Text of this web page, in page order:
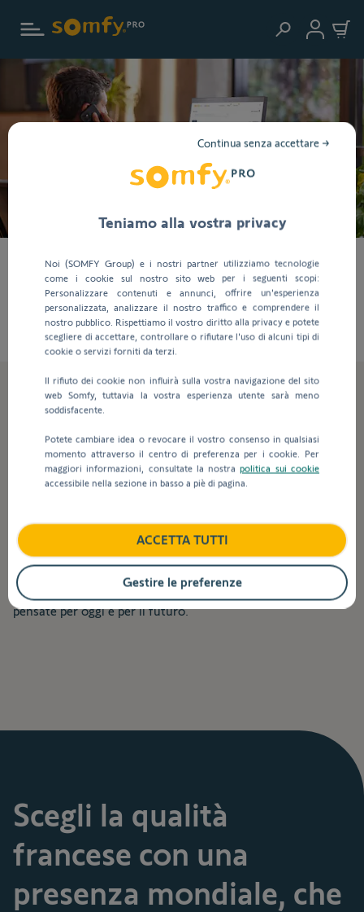
Da 50 anni, Somfy è
sempre al tuo fianco
Somfy oggi
Da oltre 50 anni, le principali soluzioni di gestione
intelligente di Somfy per case ed edifici migliorano la vita
innovazioni automatizzano e collegano tapparelle, tende e
tapparelle, cancelli e porte da garage, illuminazione e
riscaldamento, sistemi di allarme e molto altro ancora.
Ci impegniamo a creare soluzioni utili e accessibili a tutti,
pensate per oggi e per il futuro.
Scegli la qualità
francese con una
presenza mondiale, che
Teniamo alla vostra privacy
Noi (SOMFY Group) e i nostri partner utilizziamo tecnologie
come i cookie sul nostro sito web per i seguenti scopi:
Personalizzare contenuti e annunci, offrire un'esperienza
personalizzata, analizzare il nostro traffico e comprendere il
nostro pubblico. Rispettiamo il vostro diritto alla privacy e potete
scegliere di accettare, controllare o rifiutare l'uso di alcuni tipi di
cookie o servizi forniti da terzi.
Il rifiuto dei cookie non influirà sulla vostra navigazione del sito
web Somfy, tuttavia la vostra esperienza utente sarà meno
soddisfacente.
Potete cambiare idea o revocare il vostro consenso in qualsiasi
momento attraverso il centro di preferenza per i cookie. Per
maggiori informazioni, consultate la nostrapolitica sui cookie
accessibile nella sezione in basso a piè di pagina.
Continua senza accettare →
ACCETTA TUTTI
Gestire le preferenze